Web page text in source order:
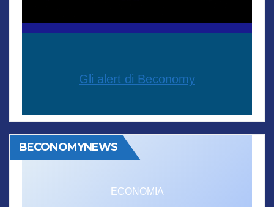
Gli alert di Beconomy
BECONOMYNEWS
ECONOMIA